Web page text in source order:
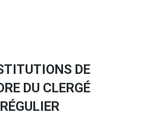
DE
DU CLERGÉ
RÉGULIER